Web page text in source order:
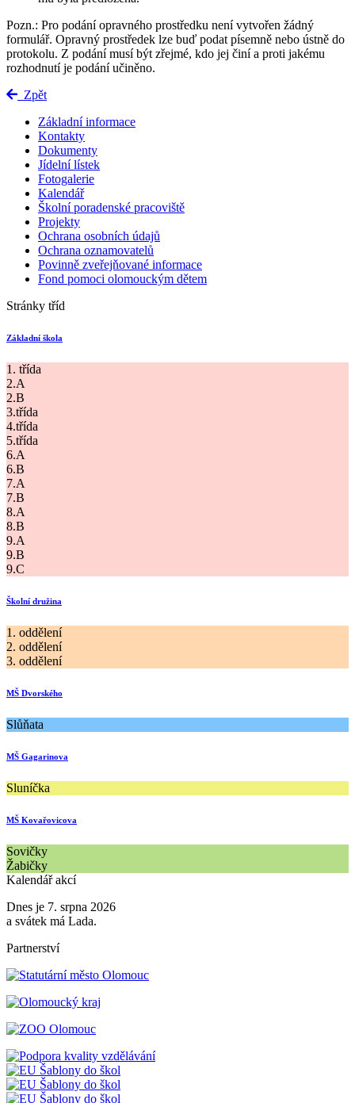
Pozn.: Pro podání opravného prostředku není vytvořen žádný
formulář. Opravný prostředek lze buď podat písemně nebo ústně do
protokolu. Z podání musí být zřejmé, kdo jej činí a proti jakému
rozhodnutí je podání učiněno.
Zpět
Základní informace
Kontakty
Dokumenty
Jídelní lístek
Fotogalerie
Kalendář
Školní poradenské pracoviště
Projekty
Ochrana osobních údajů
Ochrana oznamovatelů
Povinně zveřejňované informace
Fond pomoci olomouckým dětem
Stránky tříd
Základní škola
1. třída
2.A
2.B
3.třída
4.třída
5.třída
6.A
6.B
7.A
7.B
8.A
8.B
9.A
9.B
9.C
Školní družina
1. oddělení
2. oddělení
3. oddělení
MŠ Dvorského
Slůňata
MŠ Gagarinova
Sluníčka
MŠ Kovařovicova
Sovičky
Žabičky
Kalendář akcí
Dnes je 7. srpna 2026
a svátek má Lada.
Partnerství